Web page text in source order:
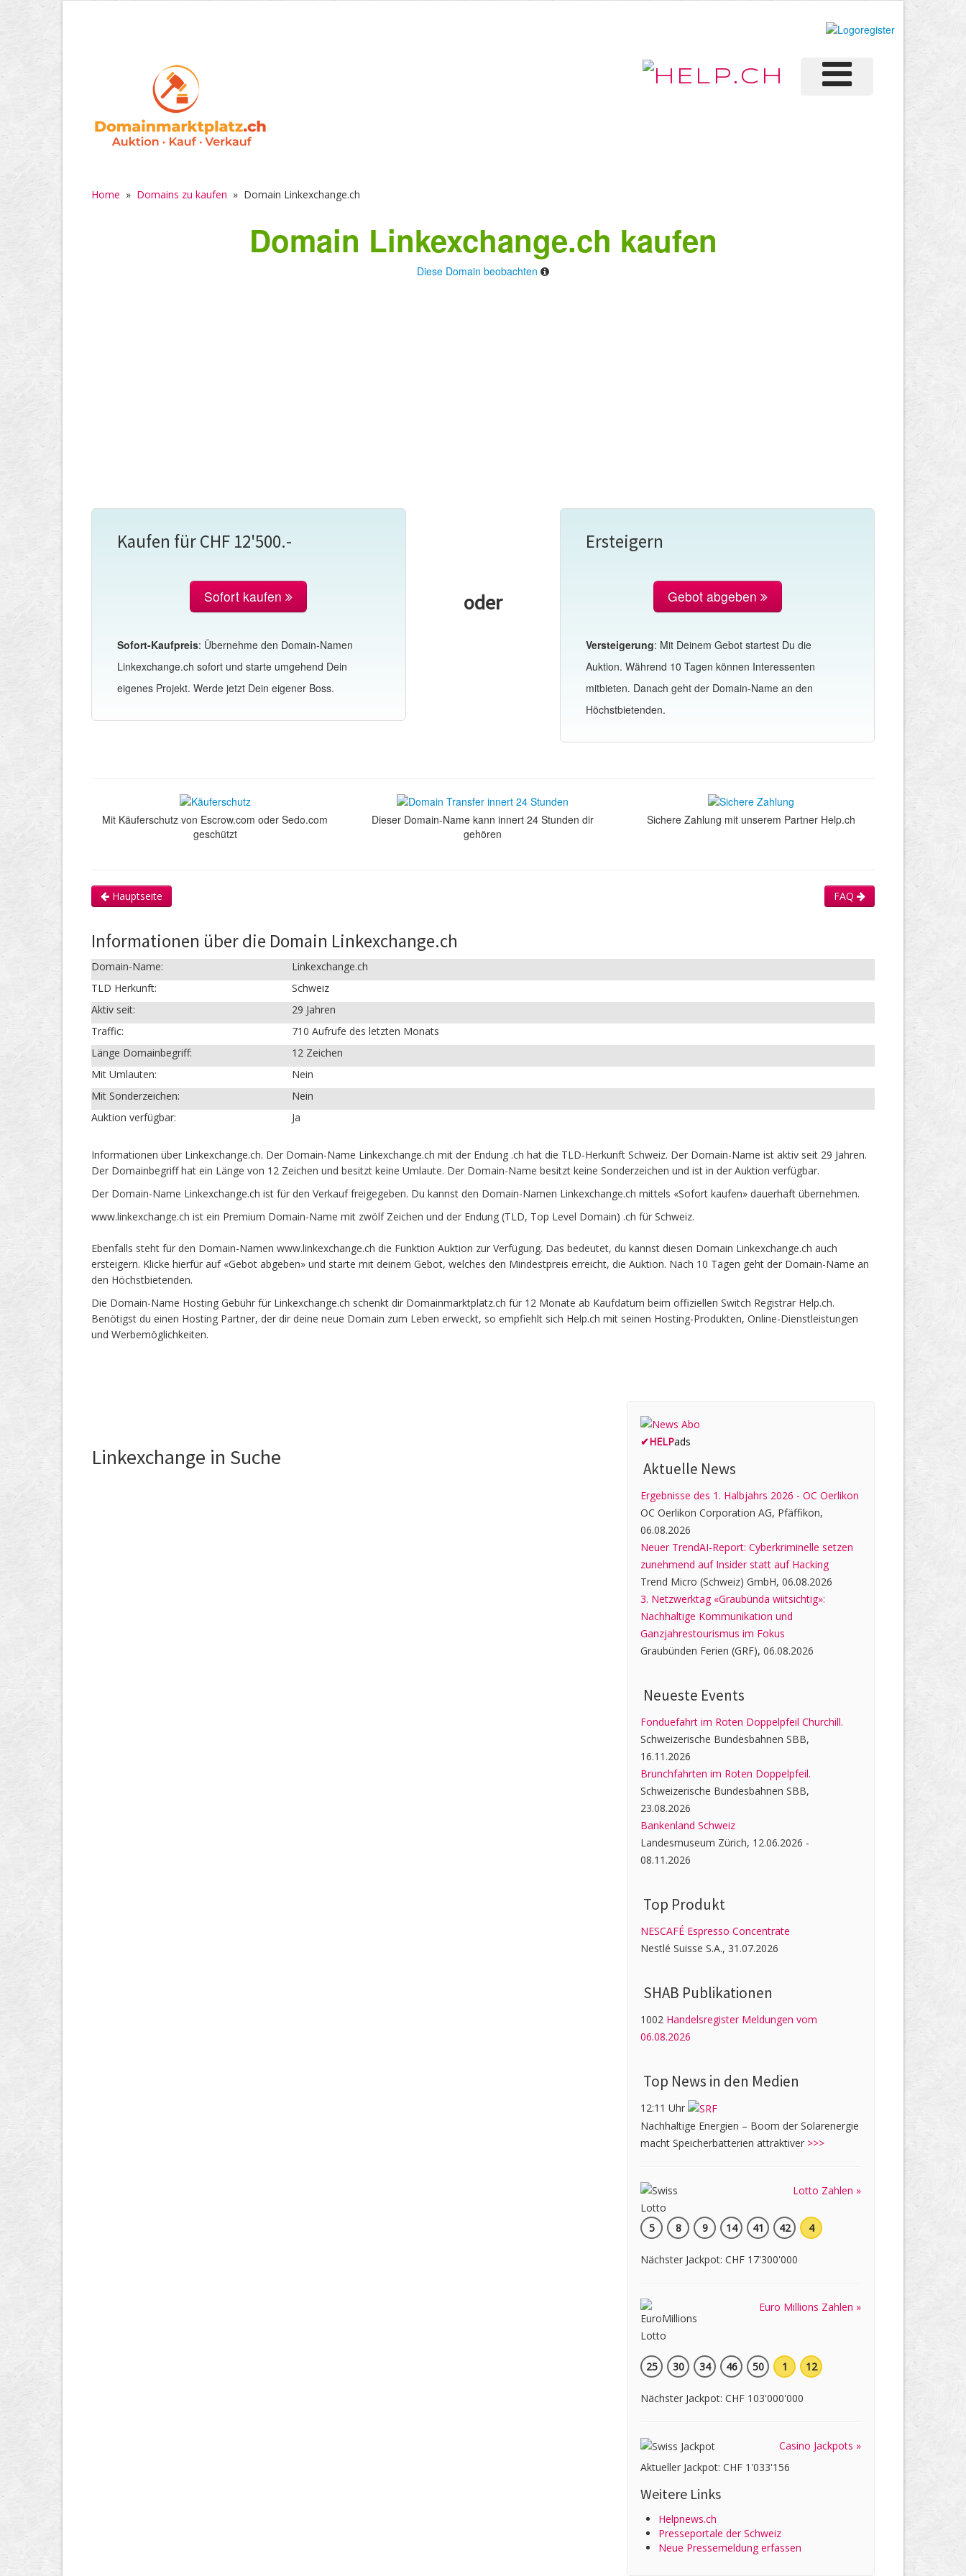
Home » Domains zu kaufen » Domain Linkexchange.ch
Domain Linkexchange.ch kaufen
Diese Domain beobachten
Kaufen für CHF 12'500.-
Sofort kaufen
Sofort-Kaufpreis: Übernehme den Domain-Namen
Linkexchange.ch sofort und starte umgehend Dein
eigenes Projekt. Werde jetzt Dein eigener Boss.
oder
Ersteigern
Gebot abgeben
Versteigerung: Mit Deinem Gebot startest Du die
Auktion. Während 10 Tagen können Interessenten
mitbieten. Danach geht der Domain-Name an den
Höchstbietenden.
Mit Käuferschutz von Escrow.com oder Sedo.com
geschützt
Dieser Domain-Name kann innert 24 Stunden dir
gehören
Sichere Zahlung mit unserem Partner Help.ch
Hauptseite FAQ
Informationen über die Domain Linkexchange.ch
Domain-Name:
Linkexchange.ch
TLD Herkunft:
Schweiz
Aktiv seit:
29 Jahren
Traffic:
710 Aufrufe des letzten Monats
Länge Domainbegriff:
12 Zeichen
Mit Umlauten:
Nein
Mit Sonderzeichen:
Nein
Auktion verfügbar:
Ja
Informationen über Linkexchange.ch. Der Domain-Name Linkexchange.ch mit der Endung .ch hat die TLD-Herkunft Schweiz. Der Domain-Name ist aktiv seit 29 Jahren.
Der Domainbegriff hat ein Länge von 12 Zeichen und besitzt keine Umlaute. Der Domain-Name besitzt keine Sonderzeichen und ist in der Auktion verfügbar.
Der Domain-Name Linkexchange.ch ist für den Verkauf freigegeben. Du kannst den Domain-Namen Linkexchange.ch mittels «Sofort kaufen» dauerhaft übernehmen.
www.linkexchange.ch ist ein Premium Domain-Name mit zwölf Zeichen und der Endung (TLD, Top Level Domain) .ch für Schweiz.
Ebenfalls steht für den Domain-Namen www.linkexchange.ch die Funktion Auktion zur Verfügung. Das bedeutet, du kannst diesen Domain Linkexchange.ch auch
ersteigern. Klicke hierfür auf «Gebot abgeben» und starte mit deinem Gebot, welches den Mindestpreis erreicht, die Auktion. Nach 10 Tagen geht der Domain-Name an
den Höchstbietenden.
Die Domain-Name Hosting Gebühr für Linkexchange.ch schenkt dir Domainmarktplatz.ch für 12 Monate ab Kaufdatum beim offiziellen Switch Registrar Help.ch.
Benötigst du einen Hosting Partner, der dir deine neue Domain zum Leben erweckt, so empfiehlt sich Help.ch mit seinen Hosting-Produkten, Online-Dienstleistungen
und Werbemöglichkeiten.
Linkexchange in Suche
✔HELPads
Aktuelle News
Ergebnisse des 1. Halbjahrs 2026 - OC Oerlikon
OC Oerlikon Corporation AG, Pfäffikon,
06.08.2026
Neuer TrendAI-Report: Cyberkriminelle setzen
zunehmend auf Insider statt auf Hacking
Trend Micro (Schweiz) GmbH, 06.08.2026
3. Netzwerktag «Graubünda wiitsichtig»:
Nachhaltige Kommunikation und
Ganzjahrestourismus im Fokus
Graubünden Ferien (GRF), 06.08.2026
Neueste Events
Fonduefahrt im Roten Doppelpfeil Churchill.
Schweizerische Bundesbahnen SBB,
16.11.2026
Brunchfahrten im Roten Doppelpfeil.
Schweizerische Bundesbahnen SBB,
23.08.2026
Bankenland Schweiz
Landesmuseum Zürich, 12.06.2026 -
08.11.2026
Top Produkt
NESCAFÉ Espresso Concentrate
Nestlé Suisse S.A., 31.07.2026
SHAB Publi­kati­onen
1002 Handelsregister Meldungen vom
06.08.2026
Top News in den Medien
12:11 Uhr
Nachhaltige Energien – Boom der Solarenergie
macht Speicherbatterien attraktiver >>>
Lotto Zahlen »
5 8 9 14 41 42 4
Nächster Jackpot: CHF 17'300'000
Euro Millions Zahlen »
25 30 34 46 50 1 12
Nächster Jackpot: CHF 103'000'000
Casino Jackpots »
Aktueller Jackpot: CHF 1'033'156
Weitere Links
Helpnews.ch
Presseportale der Schweiz
Neue Pressemeldung erfassen